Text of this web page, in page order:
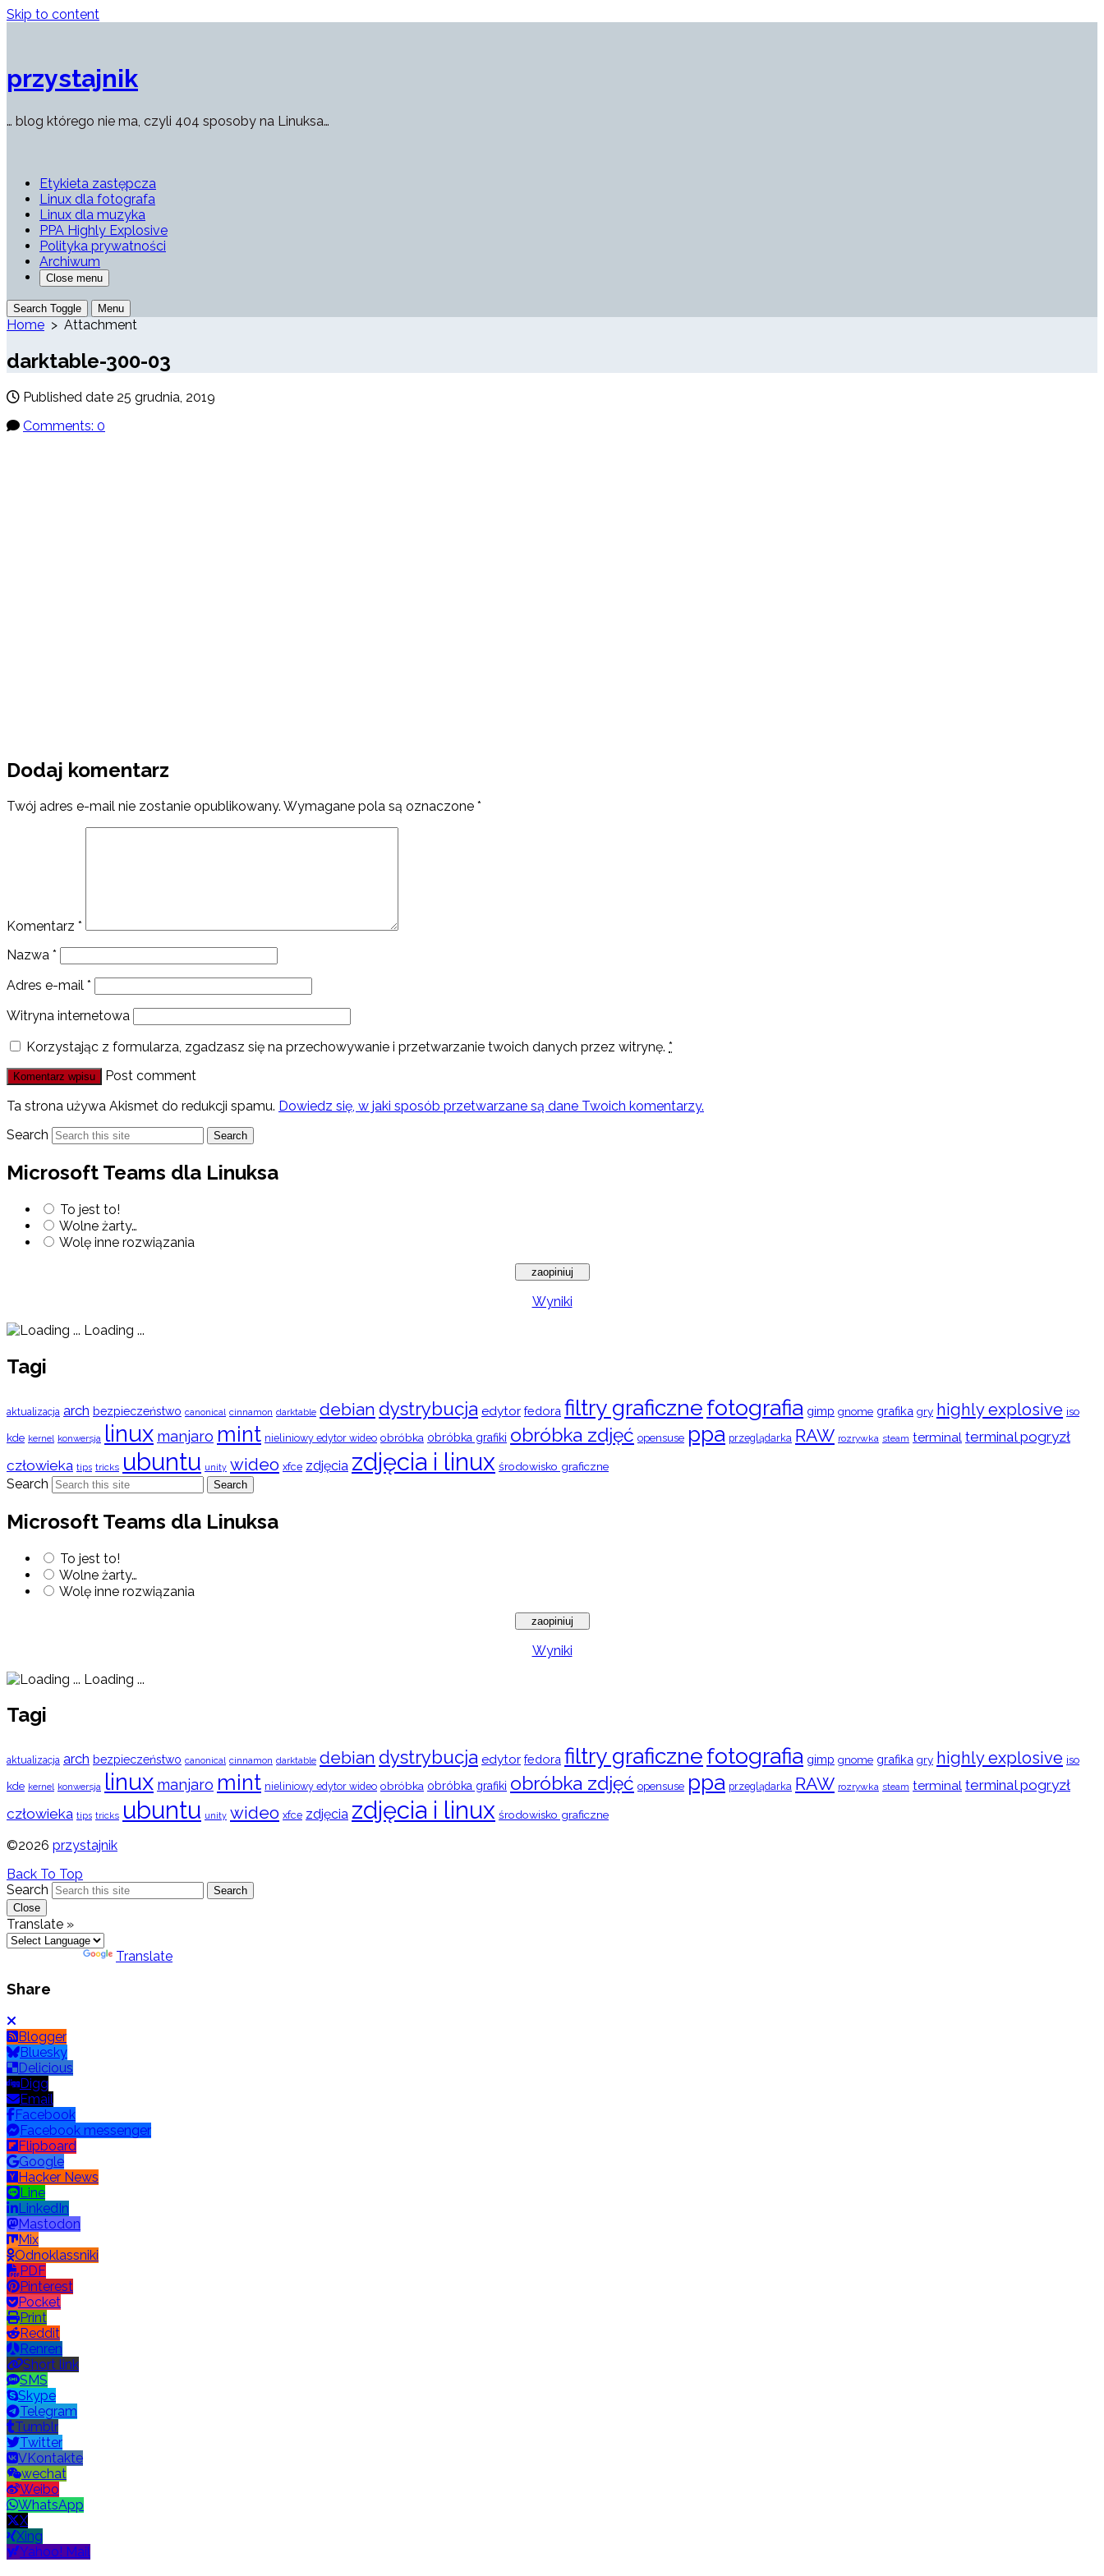
Skip to content
przystajnik
… blog którego nie ma, czyli 404 sposoby na Linuksa…
Etykieta zastępcza
Linux dla fotografa
Linux dla muzyka
PPA Highly Explosive
Polityka prywatności
Archiwum
Close menu
Search Toggle Menu
Home > Attachment
darktable-300-03
Published date 25 grudnia, 2019
Comments: 0
Dodaj komentarz
Twój adres e-mail nie zostanie opublikowany. Wymagane pola są oznaczone *
Komentarz *
Nazwa *
Adres e-mail *
Witryna internetowa
Korzystając z formularza, zgadzasz się na przechowywanie i przetwarzanie twoich danych przez witrynę. *
Post comment
Ta strona używa Akismet do redukcji spamu. Dowiedz się, w jaki sposób przetwarzane są dane Twoich komentarzy.
Search
Search
Microsoft Teams dla Linuksa
To jest to!
Wolne żarty…
Wolę inne rozwiązania
Wyniki
Loading ...
Tagi
aktualizacja arch bezpieczeństwo canonical cinnamon darktable debian dystrybucja edytor fedora filtry graficznefotografia gimp gnome grafika gry highly explosive iso
kde kernel konwersja linux manjaro mint nieliniowy edytor wideo obróbka obróbka grafiki obróbka zdjęć opensuse ppa przeglądarka RAW rozrywka steam terminal terminal pogryzł
człowieka tips tricks ubuntu unity wideo xfce zdjęcia zdjęcia i linux środowisko graficzne
Search Search
Microsoft Teams dla Linuksa
To jest to!
Wolne żarty…
Wolę inne rozwiązania
Wyniki
Loading ...
Tagi
aktualizacja arch bezpieczeństwo canonical cinnamon darktable debian dystrybucja edytor fedora filtry graficznefotografia gimp gnome grafika gry highly explosive iso
kde kernel konwersja linux manjaro mint nieliniowy edytor wideo obróbka obróbka grafiki obróbka zdjęć opensuse ppa przeglądarka RAW rozrywka steam terminal terminal pogryzł
człowieka tips tricks ubuntu unity wideo xfce zdjęcia zdjęcia i linux środowisko graficzne
©2026 przystajnik
Back To Top
Search
Search
Close
Translate »
Translate
Share
Blogger
Bluesky
Delicious
Digg
Email
Facebook
Facebook messenger
Flipboard
Google
Hacker News
Line
LinkedIn
Mastodon
Mix
Odnoklassniki
PDF
Pinterest
Pocket
Print
Reddit
Renren
Short link
SMS
Skype
Telegram
Tumblr
Twitter
VKontakte
wechat
Weibo
WhatsApp
X
Xing
Yahoo! Mail